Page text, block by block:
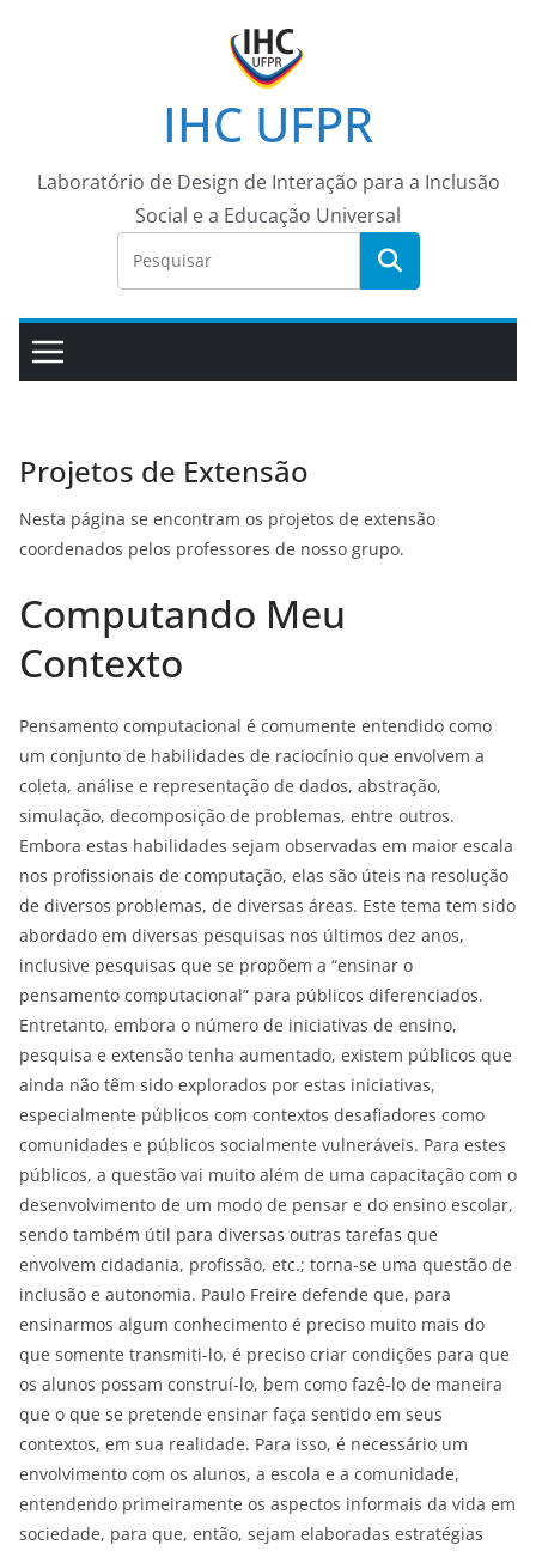
IHC UFPR
Laboratório de Design de Interação para a Inclusão
Social e a Educação Universal
Projetos de Extensão
Nesta página se encontram os projetos de extensão
coordenados pelos professores de nosso grupo.
Computando Meu
Contexto
Pensamento computacional é comumente entendido como
um conjunto de habilidades de raciocínio que envolvem a
coleta, análise e representação de dados, abstração,
simulação, decomposição de problemas, entre outros.
Embora estas habilidades sejam observadas em maior escala
nos profissionais de computação, elas são úteis na resolução
de diversos problemas, de diversas áreas. Este tema tem sido
abordado em diversas pesquisas nos últimos dez anos,
inclusive pesquisas que se propõem a “ensinar o
pensamento computacional” para públicos diferenciados.
Entretanto, embora o número de iniciativas de ensino,
pesquisa e extensão tenha aumentado, existem públicos que
ainda não têm sido explorados por estas iniciativas,
especialmente públicos com contextos desafiadores como
comunidades e públicos socialmente vulneráveis. Para estes
públicos, a questão vai muito além de uma capacitação com o
desenvolvimento de um modo de pensar e do ensino escolar,
sendo também útil para diversas outras tarefas que
envolvem cidadania, profissão, etc.; torna-se uma questão de
inclusão e autonomia. Paulo Freire defende que, para
ensinarmos algum conhecimento é preciso muito mais do
que somente transmiti-lo, é preciso criar condições para que
os alunos possam construí-lo, bem como fazê-lo de maneira
que o que se pretende ensinar faça sentido em seus
contextos, em sua realidade. Para isso, é necessário um
envolvimento com os alunos, a escola e a comunidade,
entendendo primeiramente os aspectos informais da vida em
sociedade, para que, então, sejam elaboradas estratégias